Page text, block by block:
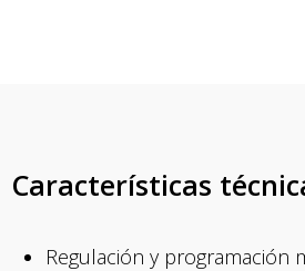
Características
Regulación y programación